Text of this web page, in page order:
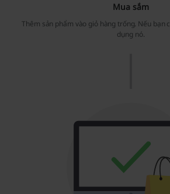
Mua sắm
Thêm sản phẩm vào giỏ hàng trống. Nếu bạn
dụng nó.